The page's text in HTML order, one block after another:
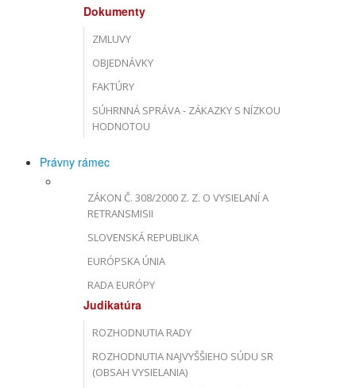
Dokumenty
ZMLUVY
OBJEDNÁVKY
FAKTÚRY
SÚHRNNÁ SPRÁVA - ZÁKAZKY S NÍZKOU
HODNOTOU
Právny rámec
ZÁKON Č. 308/2000 Z. Z. O VYSIELANÍ A
RETRANSMISII
SLOVENSKÁ REPUBLIKA
EURÓPSKA ÚNIA
RADA EURÓPY
Judikatúra
ROZHODNUTIA RADY
ROZHODNUTIA NAJVYŠŠIEHO SÚDU SR
(OBSAH VYSIELANIA)